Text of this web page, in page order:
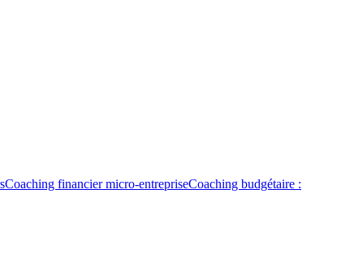
Coaching financier micro-entrepriseCoaching budgétaire :